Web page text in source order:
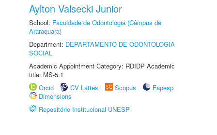
Aylton Valsecki Junior
School: Faculdade de Odontologia (Câmpus de
Araraquara)
Department: DEPARTAMENTO DE ODONTOLOGIA
SOCIAL
Academic Appointment Category: RDIDP Academic
title: MS-5.1
Orcid
CV Lattes Scopus
Fapesp
Dimensions
Repositório Institucional UNESP